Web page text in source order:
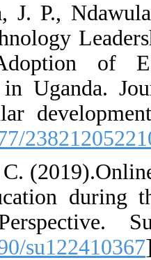
10. Bigirwa, J.
(2022).
and the
Institutions in
and curricular
[DOI:10.1177/
11. Coman, C.
Higher
Students'
[DOI:10.3390/